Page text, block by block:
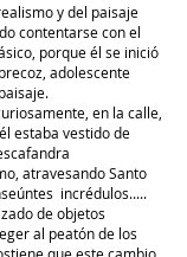
y del paisaje
contentarse con el
porque él se inició
adolescente
en la calle,
estaba vestido de
atravesando Santo
incrédulos.....
de objetos
al peatón de los
que este cambio